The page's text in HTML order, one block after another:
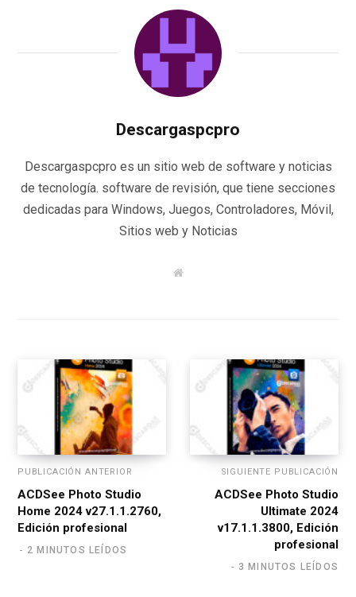
Descargaspcpro
Descargaspcpro es un sitio web de software y noticias
de tecnología. software de revisión, que tiene secciones
dedicadas para Windows, Juegos, Controladores, Móvil,
Sitios web y Noticias
W
PUBLICACIÓN ANTERIOR
ACDSee Photo Studio
Home 2024 v27.1.1.2760,
Edición profesional
2 MINUTOS LEÍDOS
SIGUIENTE PUBLICACIÓN
ACDSee Photo Studio
Ultimate 2024
v17.1.1.3800, Edición
profesional
3 MINUTOS LEÍDOS